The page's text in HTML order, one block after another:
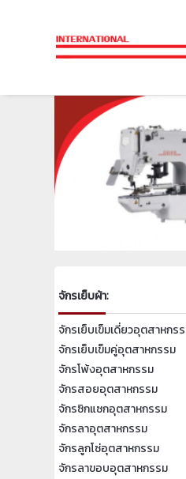
จักรเย็บผ้า:
จักรเย็บเข็มเดี่ยวอุตสาหกร
จักรเย็บเข็มคู่อุตสาหกรรม
จักรโพ้งอุตสาหกรรม
จักรสอยอุตสาหกรรม
จักรซิกแซกอุตสาหกรรม
จักรลาอุตสาหกรรม
จักรลูกโซ่อุตสาหกรรม
จักรลาขอบอุตสาหกรรม